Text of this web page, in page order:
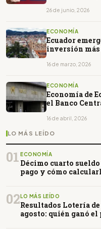
26 de junio, 2026
ECONOMÍA
Ecuador
inversión más
16 de marzo, 2026
ECONOMÍA
Economía de
el Banco
16 de abril, 2026
LO MÁS LEÍDO
01 ECONOMÍA
Décimo cuarto
pago y cómo
02LO MÁS LEÍDO
Resultados Lotería
agosto: quién ganó